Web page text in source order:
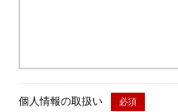
個人情報の取扱い 必須